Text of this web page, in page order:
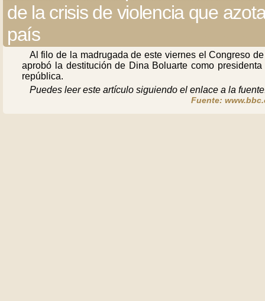
de la crisis de violencia que
país
Al filo de la madrugada de este viernes el Congreso
aprobó la destitución de Dina Boluarte como presidenta
república.
Puedes leer este artículo siguiendo el enlace a la
Fuente: